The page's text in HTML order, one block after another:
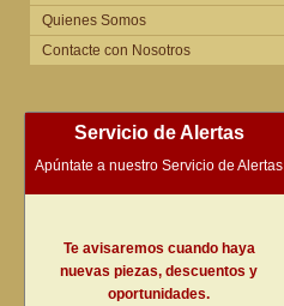
Quienes Somos
Contacte con Nosotros
Servicio de Alertas
Apúntate a nuestro Servicio de Alertas
Te avisaremos cuando haya
nuevas piezas, descuentos y
oportunidades.